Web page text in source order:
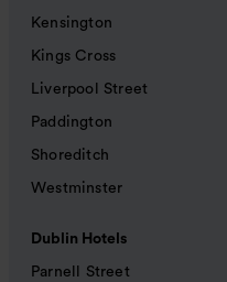
Kensington
Kings Cross
Liverpool Street
Paddington
Shoreditch
Westminster
Dublin Hotels
Parnell Street